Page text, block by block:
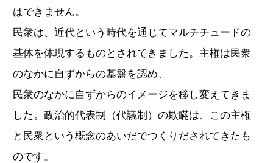
はできません。
民衆は、近代という時代を通じてマルチチュードの
基体を体現するものとされてきました。主権は民衆
のなかに自ずからの基盤を認め、
民衆のなかに自ずからのイメージを移し変えてきま
した。政治的代表制（代議制）の欺瞞は、この主権
と民衆という概念のあいだでつくりだされてきたも
のです。